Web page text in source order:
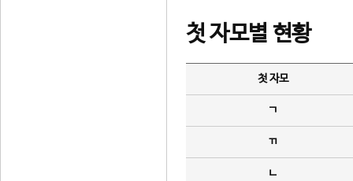
첫 자모별 현황
첫 자모
ㄱ
ㄲ
ㄴ